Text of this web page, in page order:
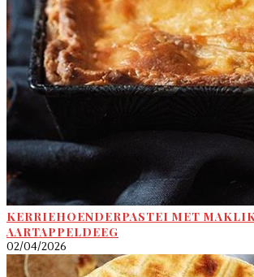
KERRIEHOENDERPASTEI MET
AARTAPPELDEEG
02/04/2026